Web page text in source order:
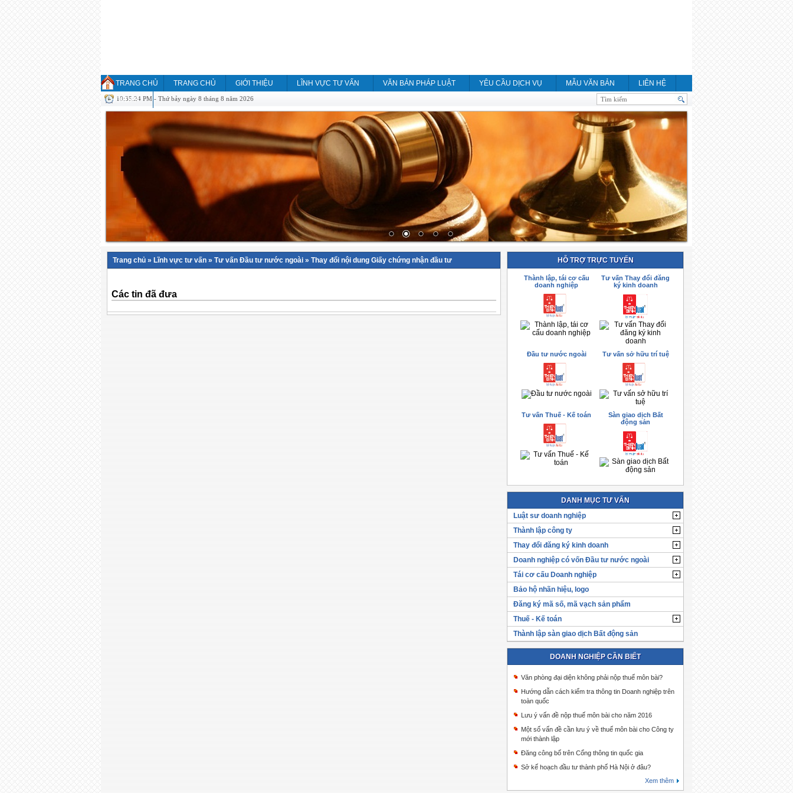
TRANG CHỦ TRANG CHỦ GIỚI THIỆU LĨNH VỰC TƯ VẤN VĂN BẢN PHÁP LUẬT YÊU CẦU DỊCH VỤ MẪU VĂN BẢN
LIÊN HỆ
HỎI ĐÁP
10:35:24 PM - Thứ bảy ngày 8 tháng 8 năm 2026
Trang chủ » Lĩnh vực tư vấn » Tư vấn Đầu tư nước ngoài » Thay đổi nội dung Giấy chứng nhận đầu tư
Các tin đã đưa
HỖ TRỢ TRỰC TUYẾN
Thành lập, tái cơ cấu
doanh nghiệp
Tư vấn Thay đổi đăng
ký kinh doanh
Đầu tư nước ngoài Tư vấn sở hữu trí tuệ
Tư vấn Thuế - Kế toán
Sàn giao dịch Bất
động sản
DANH MỤC TƯ VẤN
Luật sư doanh nghiệp
Thành lập công ty
Thay đổi đăng ký kinh doanh
Doanh nghiệp có vốn Đầu tư nước ngoài
Tái cơ cấu Doanh nghiệp
Bảo hộ nhãn hiệu, logo
Đăng ký mã số, mã vạch sản phẩm
Thuế - Kế toán
Thành lập sàn giao dịch Bất động sản
DOANH NGHIỆP CẦN BIẾT
Văn phòng đại diện không phải nộp thuế môn bài?
Hướng dẫn cách kiểm tra thông tin Doanh nghiệp trên
toàn quốc
Lưu ý vấn đề nộp thuế môn bài cho năm 2016
Một số vấn đề cần lưu ý về thuế môn bài cho Công ty
mới thành lập
Đăng công bố trên Cổng thông tin quốc gia
Sở kế hoạch đầu tư thành phố Hà Nội ở đâu?
Xem thêm